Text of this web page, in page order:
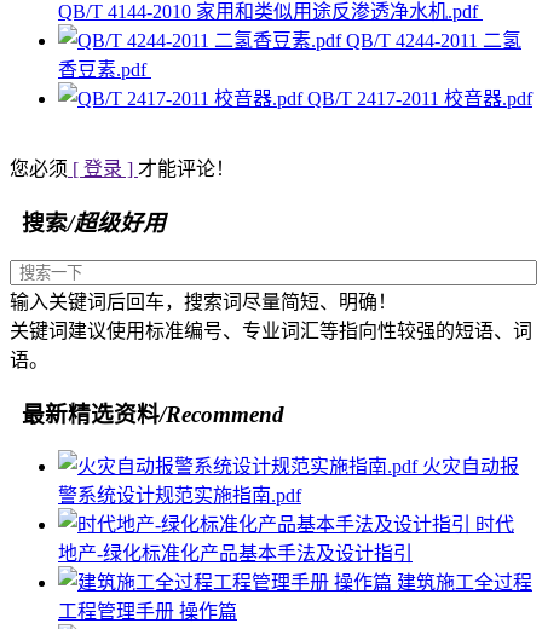
QB/T 4144-2010 家用和类似用途反渗透净水机.pdf
QB/T 4244-2011 二氢
香豆素.pdf
QB/T 2417-2011 校音器.pdf
您必须 [ 登录 ] 才能评论！
搜索/超级好用
输入关键词后回车，搜索词尽量简短、明确！
关键词建议使用标准编号、专业词汇等指向性较强的短语、词
语。
最新精选资料/Recommend
火灾自动报
警系统设计规范实施指南.pdf
时代
地产-绿化标准化产品基本手法及设计指引
建筑施工全过程
工程管理手册 操作篇